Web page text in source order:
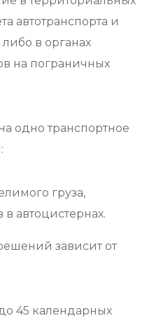
автотранспорта и
в органах
на пограничных
одно транспортное
груза,
автоцистернах.
зависит от
45 календарных